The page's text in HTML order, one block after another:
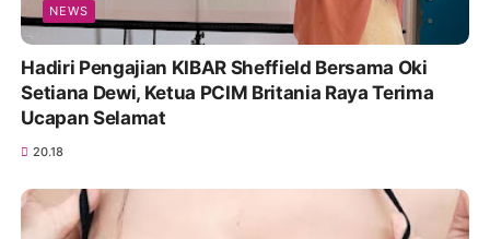
NEWS
Hadiri Pengajian KIBAR Sheffield Bersama Oki
Setiana Dewi, Ketua PCIM Britania Raya Terima
Ucapan Selamat
20.18